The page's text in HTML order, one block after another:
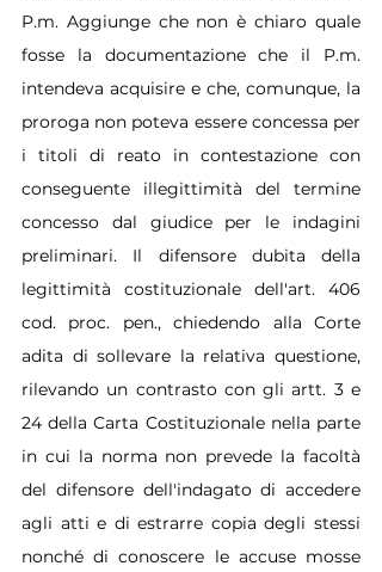
P.m. Aggiunge che non è chiaro quale
fosse la documentazione che il P.m.
intendeva acquisire e che, comunque, la
proroga non poteva essere concessa per
i titoli di reato in contestazione con
conseguente illegittimità del termine
concesso dal giudice per le indagini
preliminari. Il difensore dubita della
legittimità costituzionale dell'art. 406
cod. proc. pen., chiedendo alla Corte
adita di sollevare la relativa questione,
rilevando un contrasto con gli artt. 3 e
24 della Carta Costituzionale nella parte
in cui la norma non prevede la facoltà
del difensore dell'indagato di accedere
agli atti e di estrarre copia degli stessi
nonché di conoscere le accuse mosse